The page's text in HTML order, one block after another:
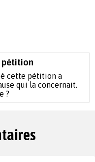
pétition
cette pétition a
qui la concernait.
?